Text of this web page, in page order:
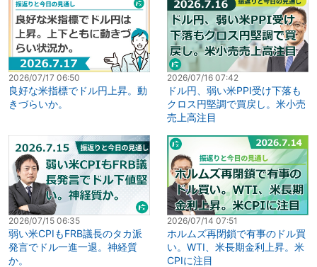
2026/07/17 06:50
良好な米指標でドル円上昇。動
きづらいか。
2026/07/16 07:42
ドル円、弱い米PPI受け下落も
クロス円堅調で買戻し。米小売
売上高注目
2026/07/15 06:35
弱い米CPIもFRB議長のタカ派
発言でドル一進一退。神経質
か。
2026/07/14 07:51
ホルムズ再閉鎖で有事のドル買
い。WTI、米長期金利上昇。米
CPIに注目